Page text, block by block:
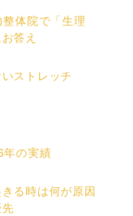
整体院で「生理
答え
ストレッチ
年の実績
る時は何が原因